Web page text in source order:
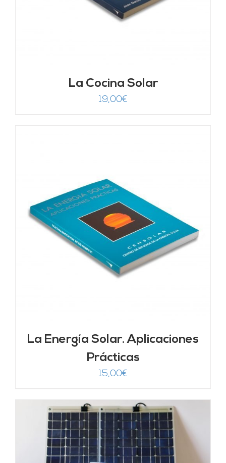
La Cocina Solar
19,00€
La Energía Solar. Aplicaciones
Prácticas
15,00€